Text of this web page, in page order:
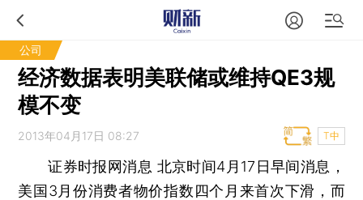
公司
经济数据表明美联储或维持QE3规
模不变
2013年04月17日 08:27 T中
证券时报网消息 北京时间4月17日早间消息，
美国3月份消费者物价指数四个月来首次下滑，而